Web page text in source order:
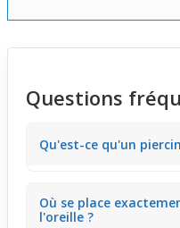
Questions
Qu'est-ce qu'un
perforations situées
précisément entre le
Où se place
l'oreille ?